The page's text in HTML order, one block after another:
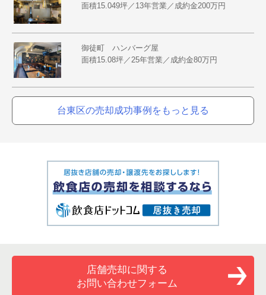
面積15.049坪／13年営業／成約金200万円
御徒町 ハンバーグ屋
面積15.08坪／25年営業／成約金80万円
台東区の売却成功事例をもっと見る
店舗売却に関する
お問い合わせフォーム